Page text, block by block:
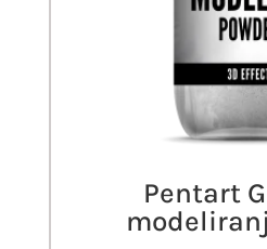
Pentart